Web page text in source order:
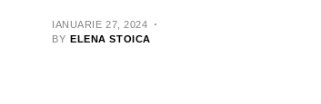
IANUARIE 27, 2024
BY ELENA STOICA